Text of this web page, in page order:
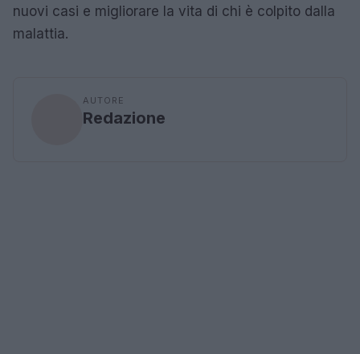
nuovi casi e migliorare la vita di chi è colpito dalla
malattia.
AUTORE
Redazione